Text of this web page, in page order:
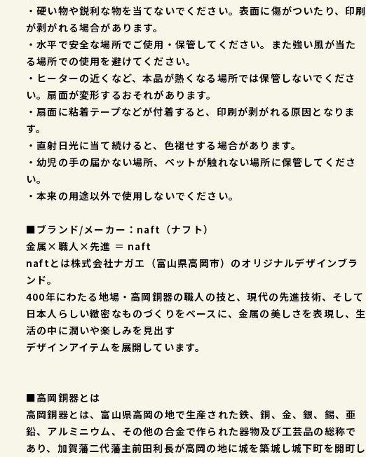
・硬い物や鋭利な物を当てないでください。表面に傷がついたり、印刷
が剥がれる場合があります。
・水平で安全な場所でご使用・保管してください。また強い風が当た
る場所での使用を避けてください。
・ヒーターの近くなど、本品が熱くなる場所では保管しないでくださ
い。扇面が変形するおそれがあります。
・扇面に粘着テープなどが付着すると、印刷が剥がれる原因となりま
す。
・直射日光に当て続けると、色褪せする場合があります。
・幼児の手の届かない場所、ペットが触れない場所に保管してくださ
い。
・本来の用途以外で使用しないでください。
■ブランド/メーカー：naft（ナフト）
金属×職人×先進 ＝ naft
naftとは株式会社ナガエ（富山県高岡市）のオリジナルデザインブラ
ンド。
400年にわたる地場・高岡銅器の職人の技と、現代の先進技術、そして
日本人らしい緻密なものづくりをベースに、金属の美しさを表現し、生
活の中に潤いや楽しみを見出す
デザインアイテムを展開しています。
■高岡銅器とは
高岡銅器とは、富山県高岡の地で生産された鉄、銅、金、銀、錫、亜
鉛、アルミニウム、その他の合金で作られた器物及び工芸品の総称で
あり、加賀藩二代藩主前田利長が高岡の地に城を築城し城下町を開町し